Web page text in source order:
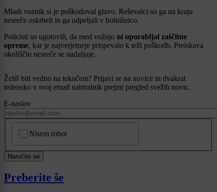
Mladi voznik si je poškodoval glavo. Reševalci so ga na kraju
nesreče oskrbeli in ga odpeljali v bolnišnico.
Policisti so ugotovili, da med vožnjo ni uporabljal zaščitne
opreme, kar je najverjetneje prispevalo k teži poškodb. Preiskava
okoliščin nesreče se nadaljuje.
Želiš biti vedno na tekočem? Prijavi se na novice in dvakrat
tedensko v svoj email nabiralnik prejmi pregled svežih novic.
E-naslov
Nisem robot
Naročite se
Preberite še